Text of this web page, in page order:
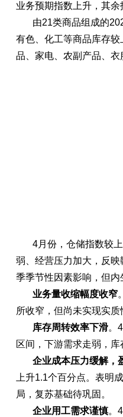
业务预期指数上升，其余
由21类商品组成的
有色、化工等商品库存
品、家电、农副产品、衣
4月份，仓储指数较
弱、经营压力加大，反
季季节性因素影响，但内
业务量收缩幅度收窄。
所收窄，但尚未实现实质
库存周转效率下滑。
区间，下游需求走弱，
企业成本压力缓解，
上升1.1个百分点。表明
局，复苏基础待巩固。
企业用工需求谨慎。